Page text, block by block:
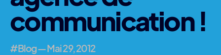
communication !
#Blog—Mai 29, 2012